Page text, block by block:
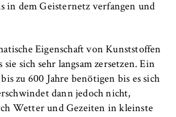
in dem Geisternetz verfangen und
Eigenschaft von Kunststoffen
sie sich sehr langsam zersetzen. Ein
zu 600 Jahre benötigen bis es sich
dann jedoch nicht,
Wetter und Gezeiten in kleinste
der
für eingeloggte Frontend-
Er speichert die
und sorgt dafür, dass der Nutzer
Besuchs eingeloggt bleibt.
der Browsersitzung